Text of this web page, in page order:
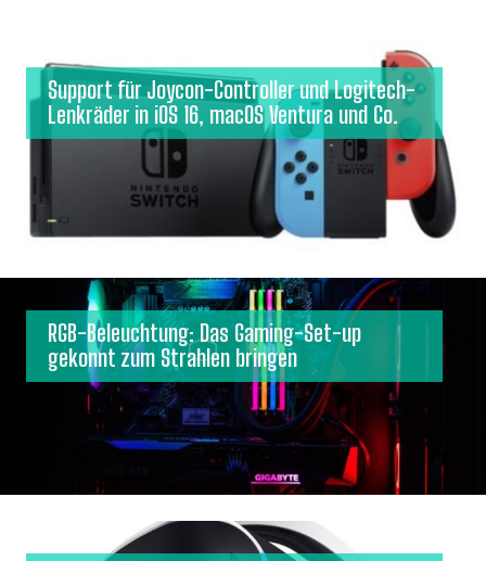
Support für Joycon-Controller und Logitech-
Lenkräder in iOS 16, macOS Ventura und Co.
RGB-Beleuchtung: Das Gaming-Set-up
gekonnt zum Strahlen bringen